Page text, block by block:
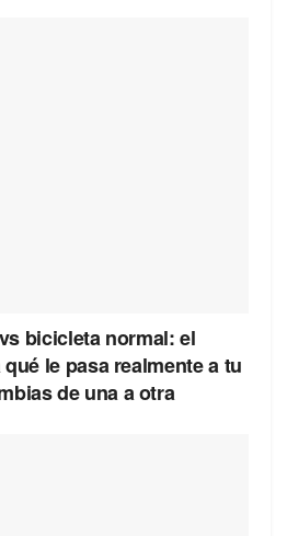
bicicleta normal: el
le pasa realmente a tu
de una a otra